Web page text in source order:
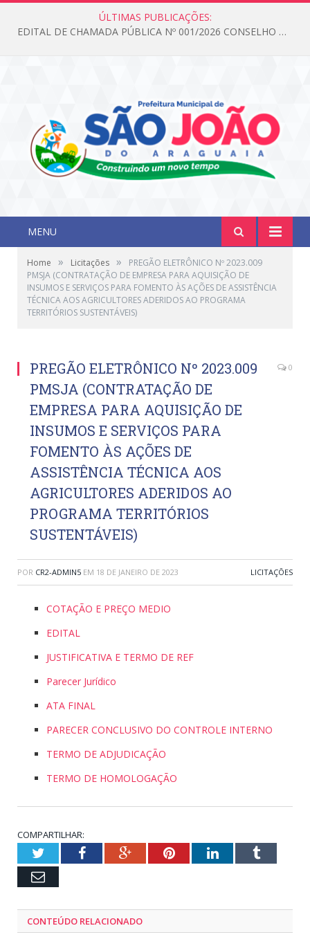
ÚLTIMAS PUBLICAÇÕES:
EDITAL DE CHAMADA PÚBLICA Nº 001/2026 CONSELHO DOS DIREITOS DA CRIANÇA E DO ADOLESCENTE
MENU
Home » Licitações »
PREGÃO ELETRÔNICO Nº 2023.009
PMSJA (CONTRATAÇÃO DE EMPRESA PARA AQUISIÇÃO DE
INSUMOS E SERVIÇOS PARA FOMENTO ÀS AÇÕES DE ASSISTÊNCIA
TÉCNICA AOS AGRICULTORES ADERIDOS AO PROGRAMA
TERRITÓRIOS SUSTENTÁVEIS)
PREGÃO ELETRÔNICO Nº 2023.009
PMSJA (CONTRATAÇÃO DE
EMPRESA PARA AQUISIÇÃO DE
INSUMOS E SERVIÇOS PARA
FOMENTO ÀS AÇÕES DE
ASSISTÊNCIA TÉCNICA AOS
AGRICULTORES ADERIDOS AO
PROGRAMA TERRITÓRIOS
SUSTENTÁVEIS)
0
POR CR2-ADMIN5 EM 18 DE JANEIRO DE 2023 LICITAÇÕES
COTAÇÃO E PREÇO MEDIO
EDITAL
JUSTIFICATIVA E TERMO DE REF
Parecer Jurídico
ATA FINAL
PARECER CONCLUSIVO DO CONTROLE INTERNO
TERMO DE ADJUDICAÇÃO
TERMO DE HOMOLOGAÇÃO
COMPARTILHAR:
TwitterFacebookGoogle+PinterestLinkedInTumblr
Email
CONTEÚDO RELACIONADO